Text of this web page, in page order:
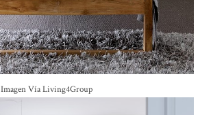
Imagen Vía Living4Group